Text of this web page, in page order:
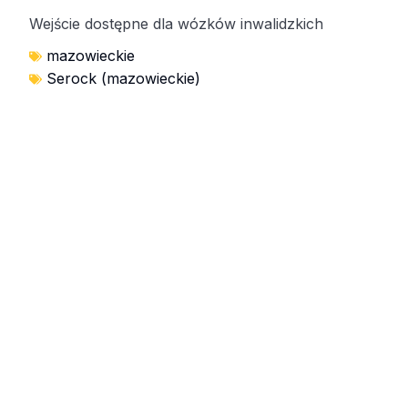
Wejście dostępne dla wózków inwalidzkich
mazowieckie
Serock (mazowieckie)